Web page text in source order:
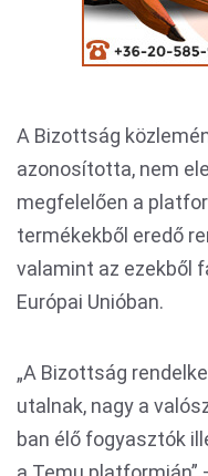
A Bizottság
azonosította, nem
megfelelően a
termékekből eredő
valamint az ezekből
Európai Unióban.
„A Bizottság
utalnak, nagy a
ban élő fogyasztók